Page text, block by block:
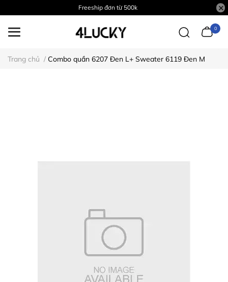
Freeship đơn từ 500k
0
Trang chủ / Combo quần 6207 Đen L+ Sweater 6119 Đen M